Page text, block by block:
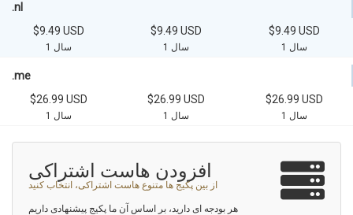
.nl
$9.49 USD
1 سال
$9.49 USD
1 سال
$9.49 USD
1 سال
.me
$26.99 USD
1 سال
$26.99 USD
1 سال
$26.99 USD
1 سال
افزودن هاست اشتراکی
از بین پکیج ها متنوع هاست اشتراکی، انتخاب کنید
هر بودجه ای دارید، بر اساس آن ما پکیج پیشنهادی داریم